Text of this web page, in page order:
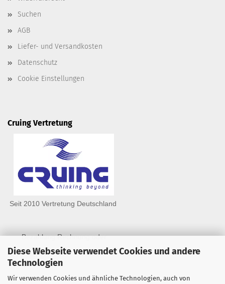
Diese Webseite verwendet Cookies und andere
Technologien
Wir verwenden Cookies und ähnliche Technologien, auch von
Suchen
AGB
Liefer- und Versandkosten
Datenschutz
Cookie Einstellungen
Cruing Vertretung
Seit 2010 Vertretung Deutschland
Bezahlung Rechnung oder